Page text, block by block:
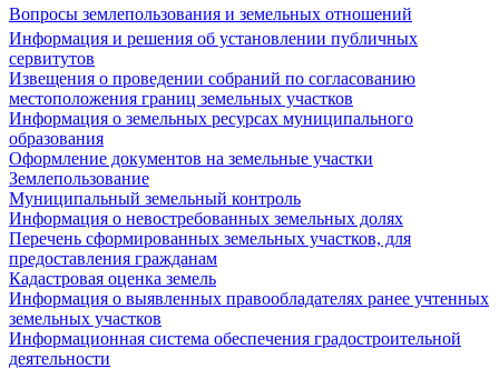
Вопросы землепользования и земельных отношений
Информация и решения об установлении публичных
сервитутов
Извещения о проведении собраний по согласованию
местоположения границ земельных участков
Информация о земельных ресурсах муниципального
образования
Оформление документов на земельные участки
Землепользование
Муниципальный земельный контроль
Информация о невостребованных земельных долях
Перечень сформированных земельных участков, для
предоставления гражданам
Кадастровая оценка земель
Информация о выявленных правообладателях ранее учтенных
земельных участков
Информационная система обеспечения градостроительной
деятельности